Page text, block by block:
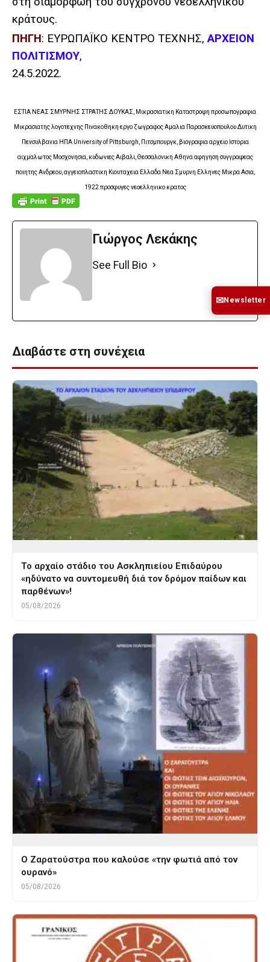
κράτους.
ΠΗΓΗ: ΕΥΡΩΠΑΪΚΟ ΚΕΝΤΡΟ ΤΕΧΝΗΣ,ΑΡΧΕΙΟΝ
ΠΟΛΙΤΙΣΜΟΥ,
24.5.2022.
ΕΣΤΙΑ ΝΕΑΣ ΣΜΥΡΝΗΣ ΣΤΡΑΤΗΣ ΔΟΥΚΑΣ, Μικρασιατικη Καταστροφη προσωπογραφια
Μικρασιατης λογοτεχνης Πινακοθηκη εργο ζωγραφος Αμαλια Παρασκευοπουλου Δυτικη
Πενσυλβανια ΗΠΑ University of Pittsburgh, Πιτσμπουργκ, βιογραφια αρχειο Ιστορια
αιχμαλωτος Μοσχονησια, κυδωνιες Αιβαλι, Θεσσαλονικη Αθηνα αφηγηση συγγραφεας
ποιητης Ανδρεου, αγγειοπλαστικη Κιουταχεια Ελλαδα Νεα Σμυρνη Ελληνες Μικρα Ασια,
1922 προσφυγες νεοελληνικο κρατος
Γιώργος Λεκάκης
See Full Bio
Διαβάστε στη συνέχεια
Το αρχαίο στάδιο του Ασκληπιείου Επιδαύρου
«ηδύνατο να συντομευθή διά τον δρόμον παίδων και
παρθένων»!
05/08/2026
Ο Ζαρατούστρα που καλούσε «την φωτιά από τον
ουρανό»
05/08/2026
✉Newsletter